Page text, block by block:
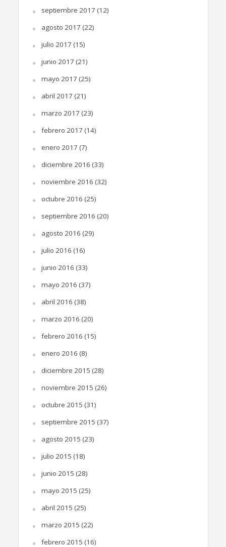
septiembre 2017 (12)
agosto 2017 (22)
julio 2017 (15)
junio 2017 (21)
mayo 2017 (25)
abril 2017 (21)
marzo 2017 (23)
febrero 2017 (14)
enero 2017 (7)
diciembre 2016 (33)
noviembre 2016 (32)
octubre 2016 (25)
septiembre 2016 (20)
agosto 2016 (29)
julio 2016 (16)
junio 2016 (33)
mayo 2016 (37)
abril 2016 (38)
marzo 2016 (20)
febrero 2016 (15)
enero 2016 (8)
diciembre 2015 (28)
noviembre 2015 (26)
octubre 2015 (31)
septiembre 2015 (37)
agosto 2015 (23)
julio 2015 (18)
junio 2015 (28)
mayo 2015 (25)
abril 2015 (25)
marzo 2015 (22)
febrero 2015 (16)